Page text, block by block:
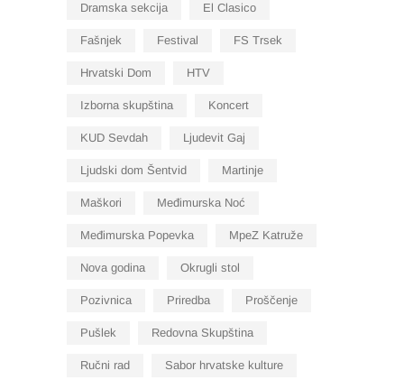
Dramska sekcija El Clasico
Fašnjek Festival FS Trsek
Hrvatski Dom HTV
Izborna skupština Koncert
KUD Sevdah Ljudevit Gaj
Ljudski dom Šentvid Martinje
Maškori Međimurska Noć
Međimurska Popevka MpeZ Katruže
Nova godina Okrugli stol
Pozivnica Priredba Proščenje
Pušlek Redovna Skupština
Ručni rad Sabor hrvatske kulture